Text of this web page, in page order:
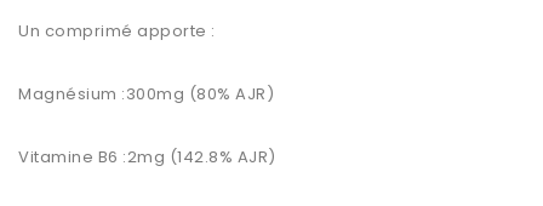
Un comprimé apporte :
Magnésium :300mg (80% AJR)
Vitamine B6 :2mg (142.8% AJR)